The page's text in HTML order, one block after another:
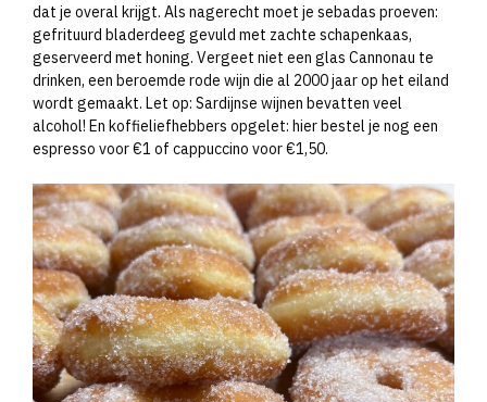
dat je overal krijgt. Als nagerecht moet je sebadas proeven:
gefrituurd bladerdeeg gevuld met zachte schapenkaas,
geserveerd met honing. Vergeet niet een glas Cannonau te
drinken, een beroemde rode wijn die al 2000 jaar op het eiland
wordt gemaakt. Let op: Sardijnse wijnen bevatten veel
alcohol! En koffieliefhebbers opgelet: hier bestel je nog een
espresso voor €1 of cappuccino voor €1,50.